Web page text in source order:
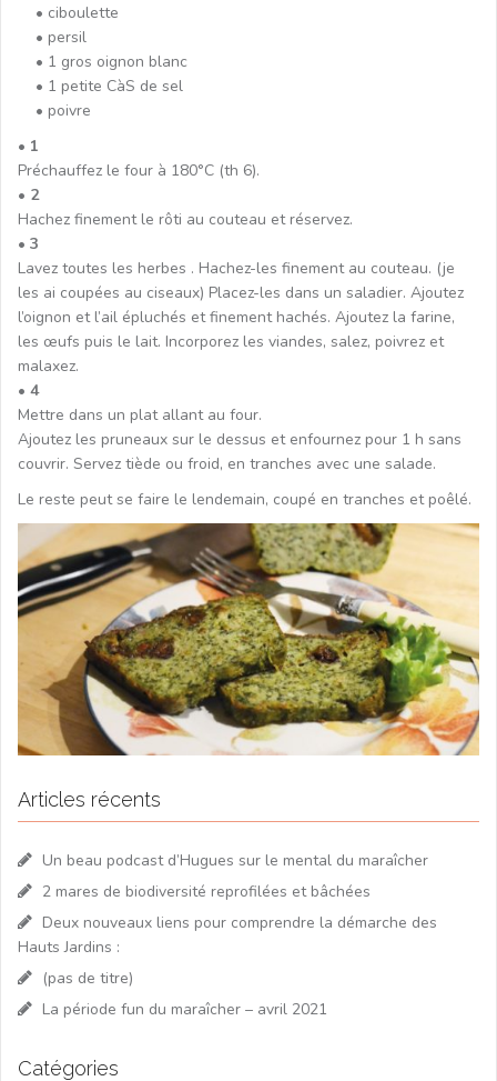
• ciboulette
• persil
• 1 gros oignon blanc
• 1 petite CàS de sel
• poivre
• 1
Préchauffez le four à 180°C (th 6).
• 2
Hachez finement le rôti au couteau et réservez.
• 3
Lavez toutes les herbes . Hachez-les finement au couteau. (je
les ai coupées au ciseaux) Placez-les dans un saladier. Ajoutez
l’oignon et l’ail épluchés et finement hachés. Ajoutez la farine,
les œufs puis le lait. Incorporez les viandes, salez, poivrez et
malaxez.
• 4
Mettre dans un plat allant au four.
Ajoutez les pruneaux sur le dessus et enfournez pour 1 h sans
couvrir. Servez tiède ou froid, en tranches avec une salade.
Le reste peut se faire le lendemain, coupé en tranches et poêlé.
Articles récents
Un beau podcast d’Hugues sur le mental du maraîcher
2 mares de biodiversité reprofilées et bâchées
Deux nouveaux liens pour comprendre la démarche des
Hauts Jardins :
(pas de titre)
La période fun du maraîcher – avril 2021
Catégories